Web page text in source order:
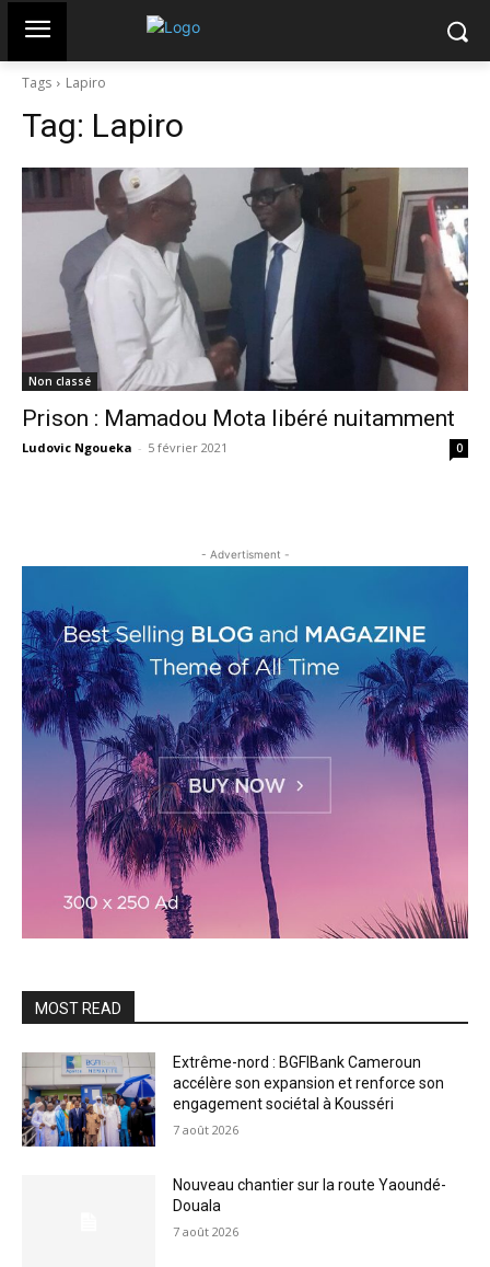
Tags Lapiro
Tag: Lapiro
Non classé
Prison : Mamadou Mota libéré nuitamment
Ludovic Ngoueka - 5 février 2021 0
- Advertisment -
MOST READ
Extrême-nord : BGFIBank Cameroun
accélère son expansion et renforce son
engagement sociétal à Kousséri
7 août 2026
Nouveau chantier sur la route Yaoundé-
Douala
7 août 2026